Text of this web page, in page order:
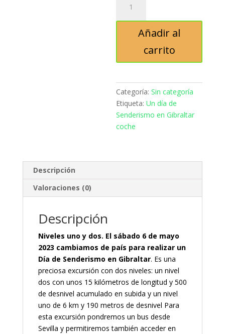
de
SenderismoAñadir al
carrito
Categoría:Sin categoría
Etiqueta:Un día de
Senderismo en Gibraltar
coche
Descripción
Valoraciones (0)
Descripción
Niveles uno y dos. El sábado 6 de mayo
2023 cambiamos de país para realizar un
Día de Senderismo en Gibraltar. Es una
preciosa excursión con dos niveles: un nivel
dos con unos 15 kilómetros de longitud y 500
de desnivel acumulado en subida y un nivel
uno de 6 km y 190 metros de desnivel Para
esta excursión pondremos un bus desde
Sevilla y permitiremos también acceder en